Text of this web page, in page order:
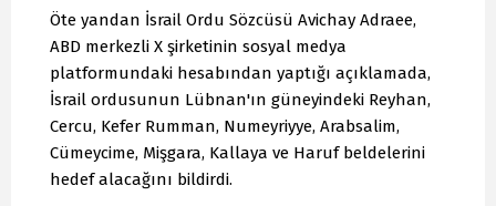
Öte yandan İsrail Ordu Sözcüsü Avichay Adraee,
ABD merkezli X şirketinin sosyal medya
platformundaki hesabından yaptığı açıklamada,
İsrail ordusunun Lübnan'ın güneyindeki Reyhan,
Cercu, Kefer Rumman, Numeyriyye, Arabsalim,
Cümeycime, Mişgara, Kallaya ve Haruf beldelerini
hedef alacağını bildirdi.